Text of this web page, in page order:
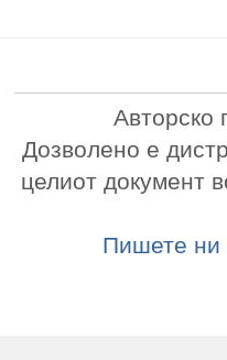
Авторско
Дозволено е
целиот документ
Пишете ни